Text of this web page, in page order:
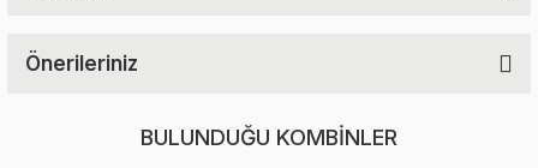
Önerileriniz
BULUNDUĞU KOMBİNLER